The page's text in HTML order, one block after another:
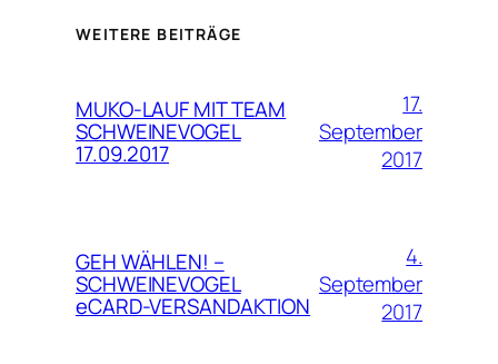
WEITERE BEITRÄGE
MUKO-LAUF MIT TEAM
SCHWEINEVOGEL
17.09.2017
17.
September
2017
GEH WÄHLEN! –
SCHWEINEVOGEL
eCARD-VERSANDAKTION
4.
September
2017